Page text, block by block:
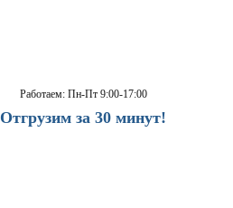
Работаем: Пн-Пт 9:00-17:00
Отгрузим за 30 минут!